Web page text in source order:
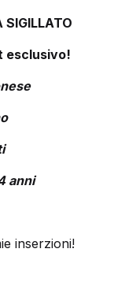
SIGILLATO
esclusivo!
anni
inserzioni!